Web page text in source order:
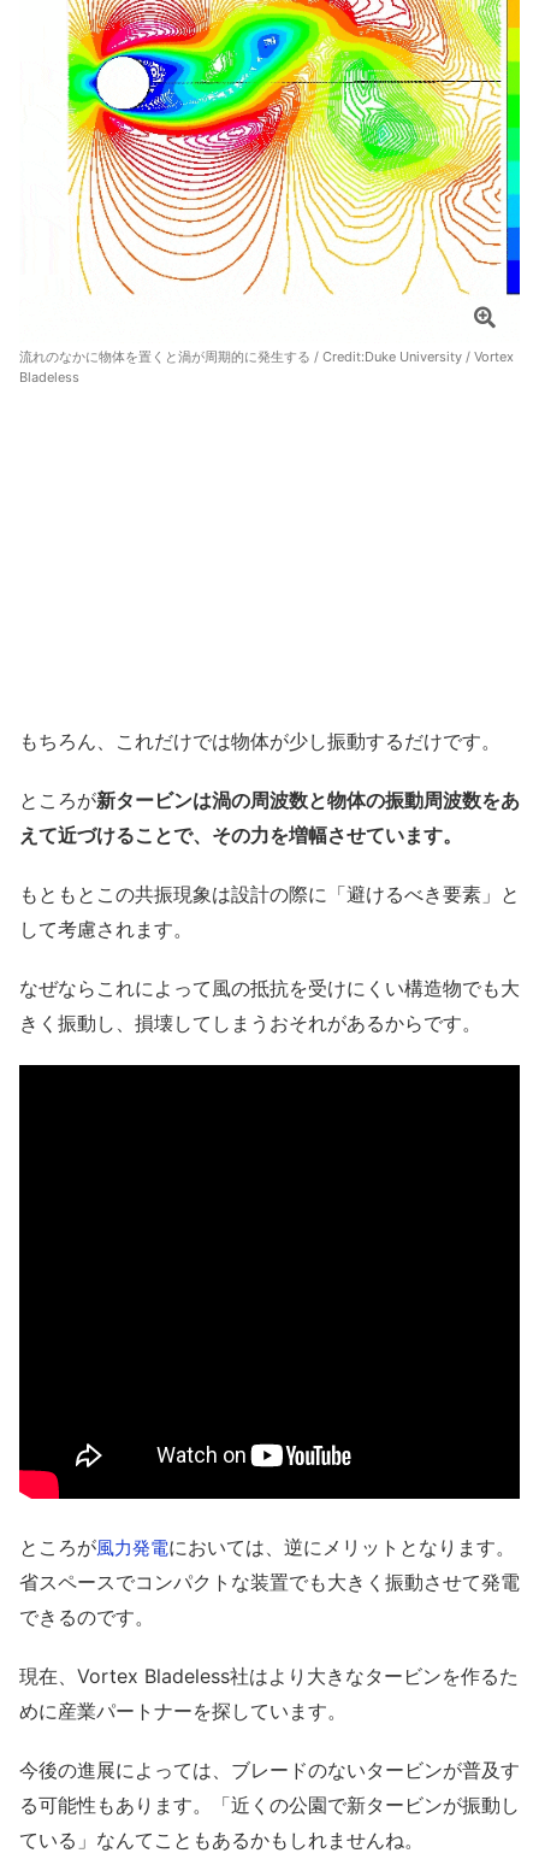
流れのなかに物体を置くと渦が周期的に発生する / Credit:Duke University / Vortex
Bladeless
もちろん、これだけでは物体が少し振動するだけです。
ところが新タービンは渦の周波数と物体の振動周波数をあ
えて近づけることで、その力を増幅させています。
もともとこの共振現象は設計の際に「避けるべき要素」と
して考慮されます。
なぜならこれによって風の抵抗を受けにくい構造物でも大
きく振動し、損壊してしまうおそれがあるからです。
ところが風力発電においては、逆にメリットとなります。
省スペースでコンパクトな装置でも大きく振動させて発電
できるのです。
現在、Vortex Bladeless社はより大きなタービンを作るた
めに産業パートナーを探しています。
今後の進展によっては、ブレードのないタービンが普及す
る可能性もあります。「近くの公園で新タービンが振動し
ている」なんてこともあるかもしれませんね。